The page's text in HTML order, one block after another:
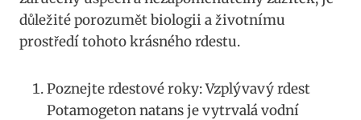
důležité porozumět biologii a životnímu
prostředí tohoto krásného rdestu.
Poznejte ⁤rdestové roky: Vzplývavý ⁤rdest
Potamogeton natans je vytrvalá vodní